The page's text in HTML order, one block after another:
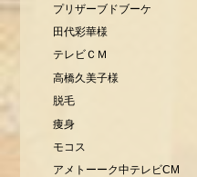
プリザーブドブーケ
田代彩華様
テレビＣＭ
高橋久美子様
脱毛
痩身
モコス
アメトーーク中テレビCM